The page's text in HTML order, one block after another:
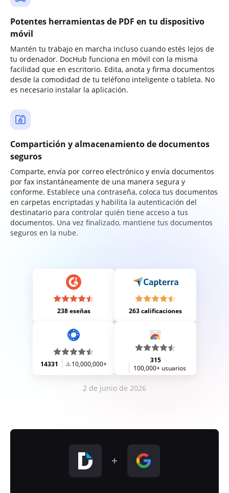
Potentes herramientas de PDF en tu dispositivo
móvil
Mantén tu trabajo en marcha incluso cuando estés lejos de
tu ordenador. DocHub funciona en móvil con la misma
facilidad que en escritorio. Edita, anota y firma documentos
desde la comodidad de tu teléfono inteligente o tableta. No
es necesario instalar la aplicación.
Compartición y almacenamiento de documentos
seguros
Comparte, envía por correo electrónico y envía documentos
por fax instantáneamente de una manera segura y
conforme. Establece una contraseña, coloca tus documentos
en carpetas encriptadas y habilita la autenticación del
destinatario para controlar quién tiene acceso a tus
documentos. Una vez finalizado, mantiene tus documentos
seguros en la nube.
238 eseñas 263 calificaciones
14331 10,000,000+
315
100,000+ usuarios
2 de junio de 2026